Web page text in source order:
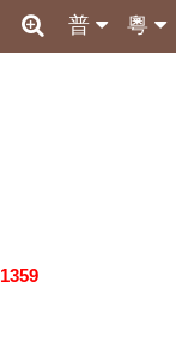
粵
普
1359